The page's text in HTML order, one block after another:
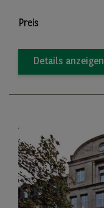
Preis
Details anzeigen